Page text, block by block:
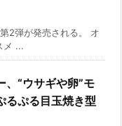
2弾が発売される。 オ
メ ...
、“ウサギや卵”モ
るぷる目玉焼き型